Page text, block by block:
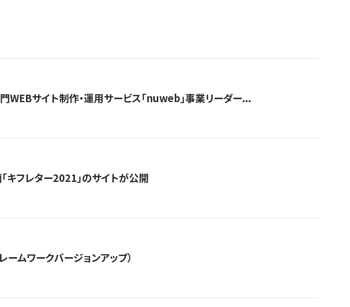
門WEBサイト制作・運用サービス「nuweb」事業リーダー...
フレター2021」のサイトが公開
ームワークバージョンアップ）